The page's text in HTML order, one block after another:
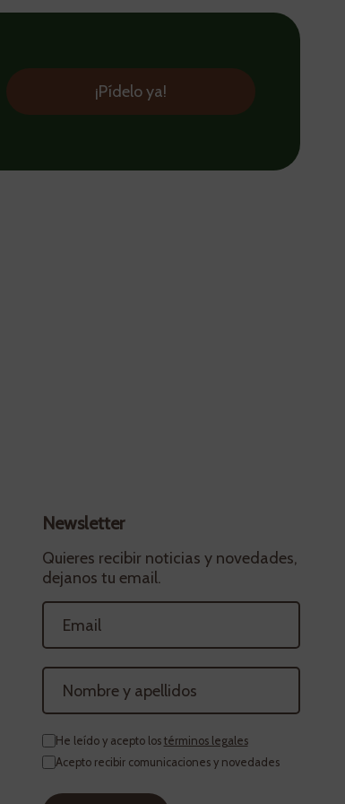
¡Pídelo ya!
Newsletter
Quieres recibir noticias y novedades,
dejanos tu email.
He leído y acepto los términos legales
Acepto recibir comunicaciones y novedades